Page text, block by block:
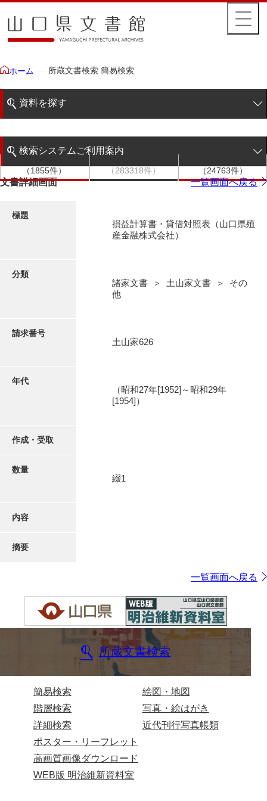
ホーム 所蔵文書検索 簡易検索
資料を探す
階層検索
写真・絵はがき
高画質画像ダウンロード
検索システムご利用案内
検索システムの利用について
（1855件）
（283318件）
（24763件）
文書詳細画面 一覧画面へ戻る
標題
損益計算書・貸借対照表（山口県殖
産金融株式会社）
分類
諸家文書 ＞ 土山家文書 ＞ その
他
請求番号
土山家626
年代
（昭和27年[1952]～昭和29年
[1954]）
作成・受取
数量
綴1
内容
摘要
一覧画面へ戻る
所蔵文書検索
簡易検索
階層検索
詳細検索
絵図・地図
写真・絵はがき
近代刊行写真帳類
ポスター・リーフレット
高画質画像ダウンロード
WEB版 明治維新資料室